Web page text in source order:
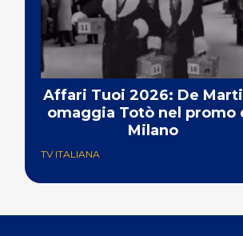
Affari Tuoi 2026: De
omaggia Totò nel promo
Milano
TV ITALIANA